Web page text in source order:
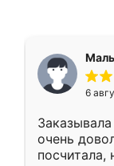
6
очень
посчитала,